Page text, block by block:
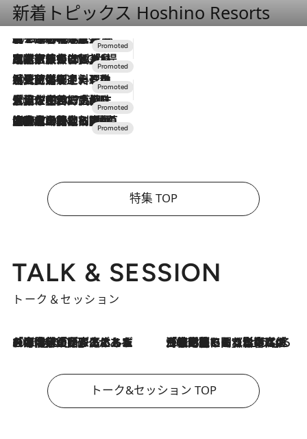
新着トピックス Hoshino Resorts
2026.8.7
【トンボの足水浴】ヒノキの香りに包まれて涼感マックス！約13℃の湧水かけ流しを避暑地「星野温泉 トンボの湯」で体験
2026.7.31
【ホテル帰省】という選択肢をOMOが提案。家族とほどよい距離を保つには「昼は実家、夜は気兼ねなくホテルで！」
2026.7.24
【夏限定ディナーコース】旬を迎える稚鮎や花ズッキーニなどをイタリア・トスカーナの郷土料理の手法で満喫！
2026.7.17
「土佐和ハーブかき氷」がOMO7高知に登場！生姜、山椒、大葉など目にも舌にも涼を呼ぶ郷土の味
2026.7.10
NEW OPEN！【界 草津】名湯の地に誕生。趣の異なる2種の温泉と上州ならではの会席・蕎麦割烹など美食を味わう究極の癒やし旅
特集 TOP
TALK & SESSION
トーク＆セッション
2026.8.3
「今後値上げがあるとすれば…」「リスクがあるのは今年の冬」エネルギー専門家が語る、ホルムズ海峡封鎖が家庭にもたらす“ある心配” 2026.8.3
「住宅建てられない…」「サーチャージ料の高値が続いている」ホルムズ海峡封鎖による影響はいつまで続く？《エネルギー専門家に聞く“どうなる日本の暮らし”》
トーク&セッション TOP